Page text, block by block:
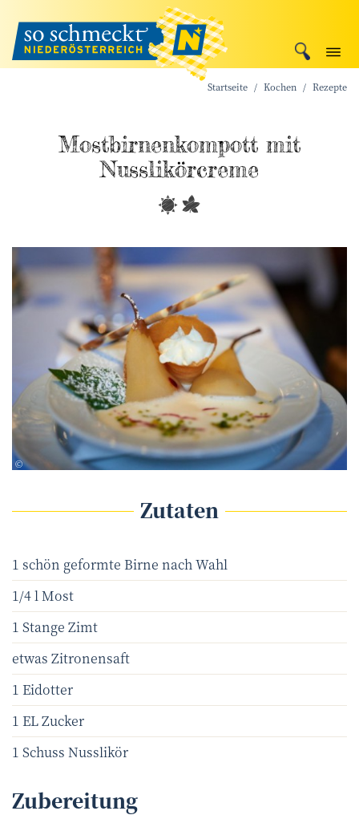
Startseite Kochen Rezepte
Mostbirnen­kompott mit
Nusslikör­creme
©Guido Lux
Zutaten
1 schön geformte Birne nach Wahl
1/4 l Most
1 Stange Zimt
etwas Zitronensaft
1 Eidotter
1 EL Zucker
1 Schuss Nusslikör
Zubereitung